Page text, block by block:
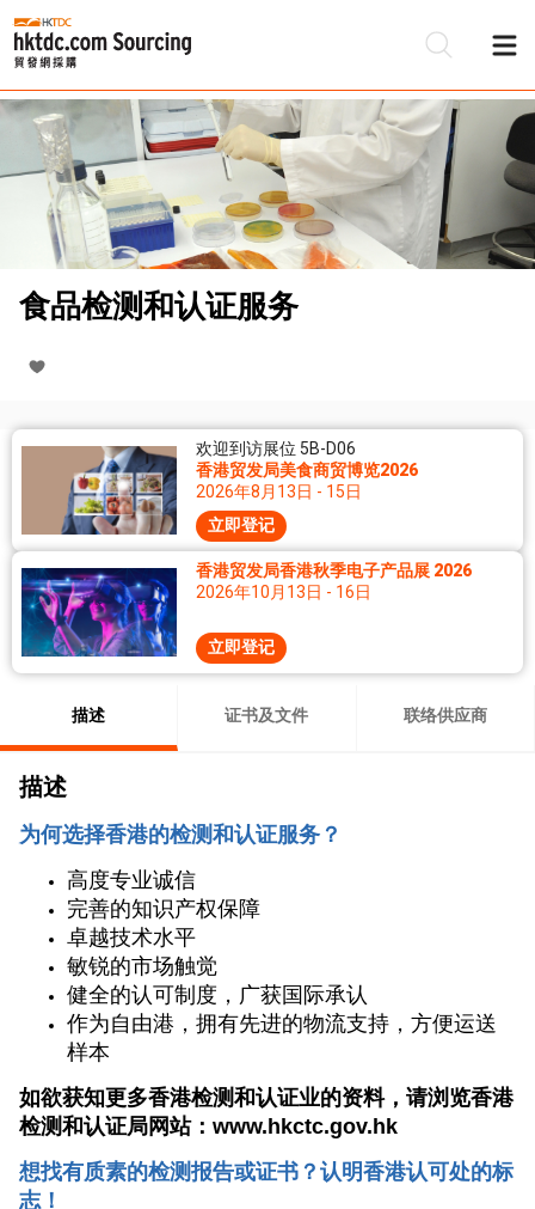
食品检测和认证服务
欢迎到访展位 5B-D06
香港贸发局美食商贸博览2026
2026年8月13日 - 15日
立即登记
香港贸发局香港秋季电子产品展 2026
2026年10月13日 - 16日
立即登记
描述 证书及文件 联络供应商
描述
为何选择香港的检测和认证服务？
高度专业诚信
完善的知识产权保障
卓越技术水平
敏锐的市场触觉
健全的认可制度，广获国际承认
作为自由港，拥有先进的物流支持，方便运送
样本
如欲获知更多香港检测和认证业的资料，请浏览香港
检测和认证局网站： www.hkctc.gov.hk
想找有质素的检测报告或证书？认明香港认可处的标
志！